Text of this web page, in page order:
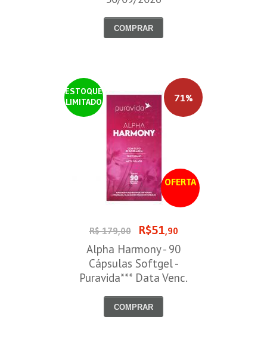
COMPRAR
ESTOQUE
LIMITADO
OFERTA
71%
R$ 179,00 R$51,90
Alpha Harmony - 90
Cápsulas Softgel -
Puravida*** Data Venc.
COMPRAR